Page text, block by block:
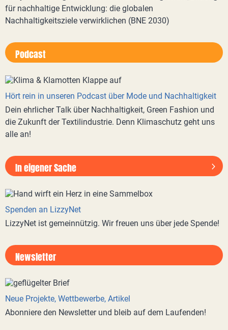
für nachhaltige Entwicklung: die globalen
Nachhaltigkeitsziele verwirklichen (BNE 2030)
Podcast
Hört rein in unseren Podcast über Mode und Nachhaltigkeit
Dein ehrlicher Talk über Nachhaltigkeit, Green Fashion und
die Zukunft der Textilindustrie. Denn Klimaschutz geht uns
alle an!
In eigener Sache
Spenden an LizzyNet
LizzyNet ist gemeinnützig. Wir freuen uns über jede Spende!
Newsletter
Neue Projekte, Wettbewerbe, Artikel
Abonniere den Newsletter und bleib auf dem Laufenden!